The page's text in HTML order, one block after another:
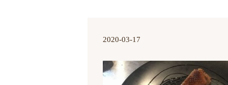
2020-03-17